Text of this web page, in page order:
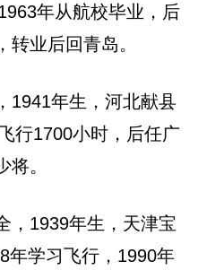
年从航校毕业，后
业后回青岛。
1941年生，河北献县
行1700小时，后任广
。
，1939年生，天津宝
年学习飞行，1990年